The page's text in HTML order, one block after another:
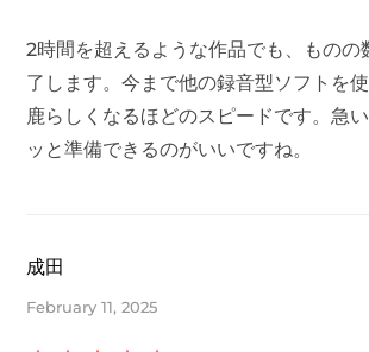
2時間を超えるような作品でも、ものの
了します。今まで他の録音型ソフトを
鹿らしくなるほどのスピードです。急
ッと準備できるのがいいですね。
成田
February 11, 2025